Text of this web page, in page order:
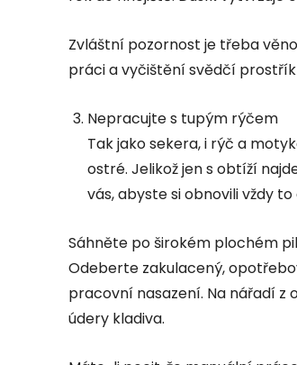
Zvláštní pozornost je třeba
práci a vyčištění svědčí
Nepracujte s tupým rýčem
Tak jako sekera, i rýč a
ostré. Jelikož jen s obtíží
vás, abyste si obnovili vždy to
Sáhněte po širokém plochém
Odeberte zakulacený,
pracovní nasazení. Na nářadí z
údery kladiva.